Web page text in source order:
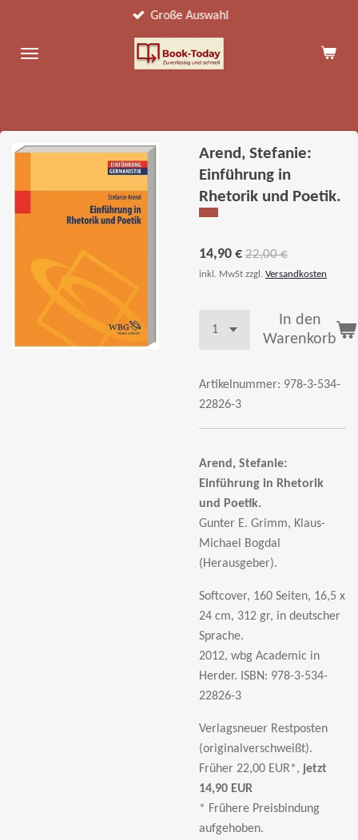
springen
Große Auswahl
Arend, Stefanie:
Einführung in
Rhetorik und Poetik.
14,90 € 22,00 €
inkl. MwSt zzgl. Versandkosten
In den
Warenkorb
Artikelnummer: 978-3-534-
22826-3
Arend, Stefanie:
Einführung in Rhetorik
und Poetik.
Gunter E. Grimm, Klaus-
Michael Bogdal
(Herausgeber).
Softcover, 160 Seiten, 16,5 x
24 cm, 312 gr, in deutscher
Sprache.
2012, wbg Academic in
Herder. ISBN: 978-3-534-
22826-3
Verlagsneuer Restposten
(originalverschweißt).
Früher 22,00 EUR*, jetzt
14,90 EUR
* Frühere Preisbindung
aufgehoben.